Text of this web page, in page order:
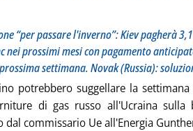
“per passare l'inverno”: Kiev pagherà
nei prossimi mesi con pagamento
settimana. Novak (Russia):
potrebbero suggellare la
di gas russo all'Ucraina sulla
dal commissario Ue all'Energia